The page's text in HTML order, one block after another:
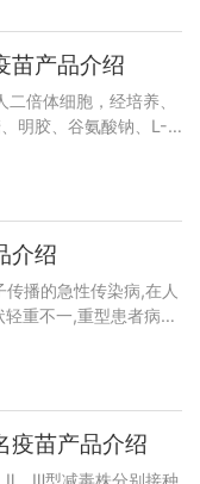
苗产品介绍
倍体细胞，经培养、
明胶、谷氨酸钠、L-
介绍
播的急性传染病,在人
重不一,重型患者病死
疫苗产品介绍
Ⅱ、Ⅲ型减毒株分别接种